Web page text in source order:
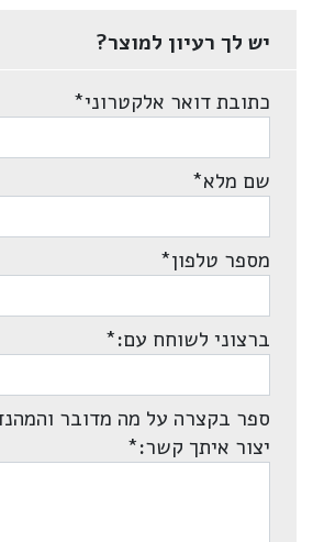
יש לך רעיון למוצר?
כתובת דואר אלקטרוני*
שם מלא*
מספר טלפון*
ברצוני לשוחח עם:*
ספר בקצרה על מה מדובר
יצור איתך קשר:*